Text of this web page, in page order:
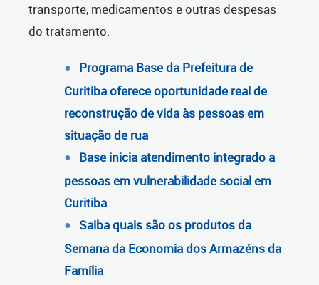
transporte, medicamentos e outras despesas
do tratamento.
Programa Base da Prefeitura de
Curitiba oferece oportunidade real de
reconstrução de vida às pessoas em
situação de rua
Base inicia atendimento integrado a
pessoas em vulnerabilidade social em
Curitiba
Saiba quais são os produtos da
Semana da Economia dos Armazéns da
Família